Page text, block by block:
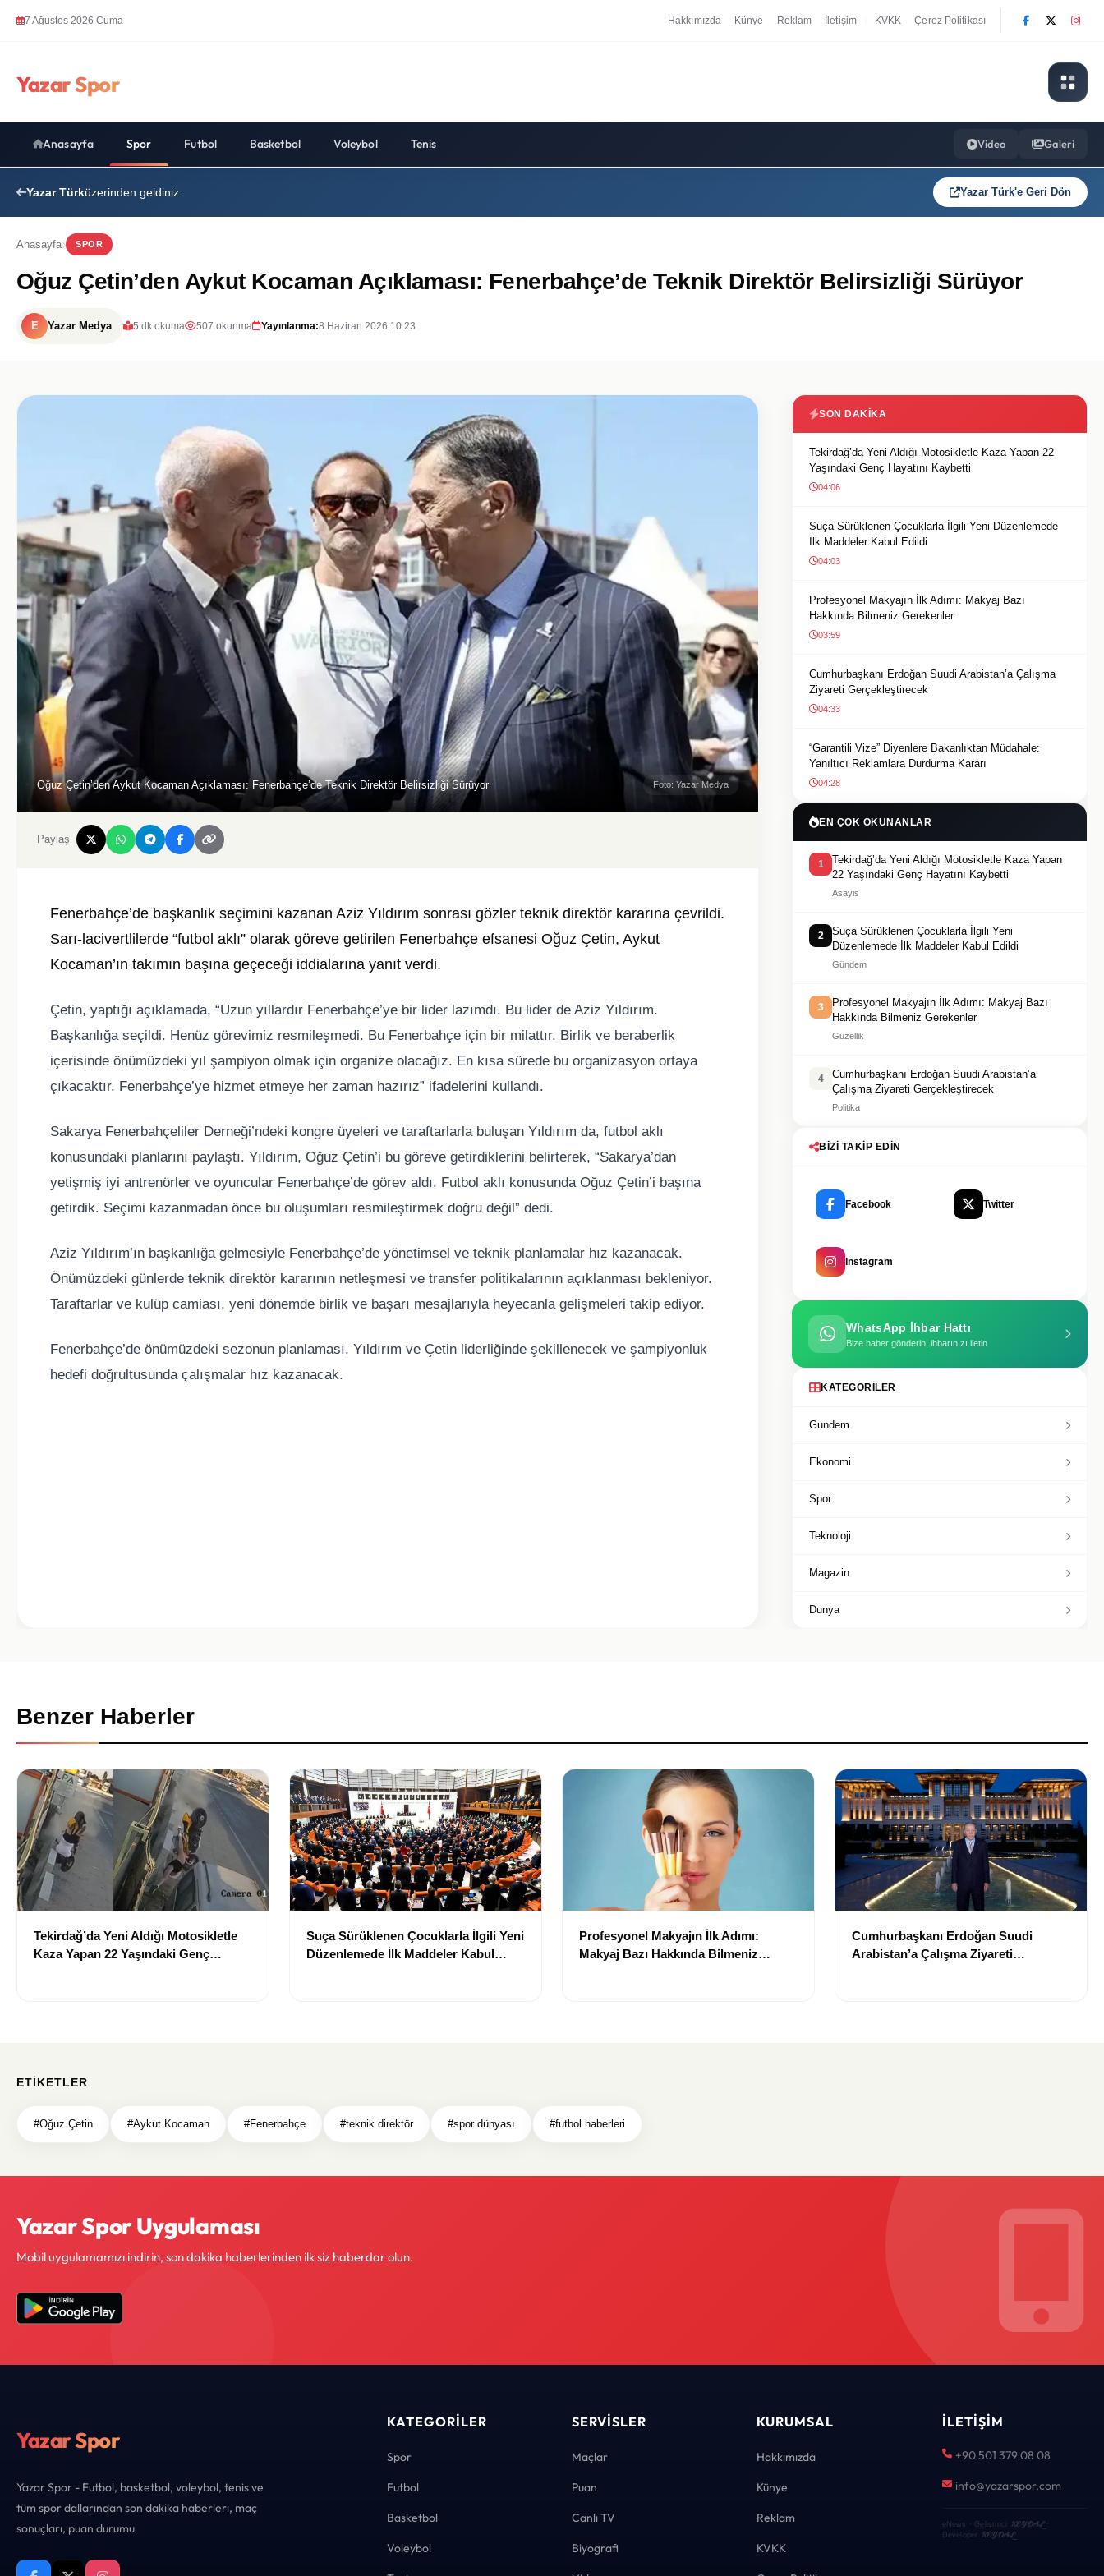
7 Ağustos 2026 Cuma Hakkımızda Künye Reklam İletişim KVKK Çerez Politikası
Yazar Spor
Anasayfa Spor Futbol Basketbol Voleybol Tenis Video Galeri
Yazar Türküzerinden geldiniz Yazar Türk'e Geri Dön
Anasayfa SPOR
Oğuz Çetin’den Aykut Kocaman Açıklaması: Fenerbahçe’de Teknik Direktör Belirsizliği Sürüyor
E Yazar Medya 5 dk okuma 507 okunma Yayınlanma:8 Haziran 2026 10:23
Oğuz Çetin’den Aykut Kocaman Açıklaması: Fenerbahçe’de Teknik Direktör Belirsizliği Sürüyor Foto: Yazar Medya
Paylaş
Fenerbahçe’de başkanlık seçimini kazanan Aziz Yıldırım sonrası gözler teknik direktör kararına çevrildi.
Sarı-lacivertlilerde “futbol aklı” olarak göreve getirilen Fenerbahçe efsanesi Oğuz Çetin, Aykut
Kocaman’ın takımın başına geçeceği iddialarına yanıt verdi.
Çetin, yaptığı açıklamada, “Uzun yıllardır Fenerbahçe’ye bir lider lazımdı. Bu lider de Aziz Yıldırım.
Başkanlığa seçildi. Henüz görevimiz resmileşmedi. Bu Fenerbahçe için bir milattır. Birlik ve beraberlik
içerisinde önümüzdeki yıl şampiyon olmak için organize olacağız. En kısa sürede bu organizasyon ortaya
çıkacaktır. Fenerbahçe’ye hizmet etmeye her zaman hazırız” ifadelerini kullandı.
Sakarya Fenerbahçeliler Derneği’ndeki kongre üyeleri ve taraftarlarla buluşan Yıldırım da, futbol aklı
konusundaki planlarını paylaştı. Yıldırım, Oğuz Çetin’i bu göreve getirdiklerini belirterek, “Sakarya’dan
yetişmiş iyi antrenörler ve oyuncular Fenerbahçe’de görev aldı. Futbol aklı konusunda Oğuz Çetin’i başına
getirdik. Seçimi kazanmadan önce bu oluşumları resmileştirmek doğru değil” dedi.
Aziz Yıldırım’ın başkanlığa gelmesiyle Fenerbahçe’de yönetimsel ve teknik planlamalar hız kazanacak.
Önümüzdeki günlerde teknik direktör kararının netleşmesi ve transfer politikalarının açıklanması bekleniyor.
Taraftarlar ve kulüp camiası, yeni dönemde birlik ve başarı mesajlarıyla heyecanla gelişmeleri takip ediyor.
Fenerbahçe’de önümüzdeki sezonun planlaması, Yıldırım ve Çetin liderliğinde şekillenecek ve şampiyonluk
hedefi doğrultusunda çalışmalar hız kazanacak.
SON DAKIKA
Tekirdağ’da Yeni Aldığı Motosikletle Kaza Yapan 22
Yaşındaki Genç Hayatını Kaybetti
04:06
Suça Sürüklenen Çocuklarla İlgili Yeni Düzenlemede
İlk Maddeler Kabul Edildi
04:03
Profesyonel Makyajın İlk Adımı: Makyaj Bazı
Hakkında Bilmeniz Gerekenler
03:59
Cumhurbaşkanı Erdoğan Suudi Arabistan’a Çalışma
Ziyareti Gerçekleştirecek
04:33
“Garantili Vize” Diyenlere Bakanlıktan Müdahale:
Yanıltıcı Reklamlara Durdurma Kararı
04:28
EN ÇOK OKUNANLAR
1
Tekirdağ’da Yeni Aldığı Motosikletle Kaza Yapan
22 Yaşındaki Genç Hayatını Kaybetti
Asayis
2
Suça Sürüklenen Çocuklarla İlgili Yeni
Düzenlemede İlk Maddeler Kabul Edildi
Gündem
3
Profesyonel Makyajın İlk Adımı: Makyaj Bazı
Hakkında Bilmeniz Gerekenler
Güzellik
4
Cumhurbaşkanı Erdoğan Suudi Arabistan’a
Çalışma Ziyareti Gerçekleştirecek
Politika
BIZI TAKIP EDIN
Facebook Twitter
Instagram
WhatsApp İhbar Hattı
Bize haber gönderin, ihbarınızı iletin
KATEGORILER
Gundem
Ekonomi
Spor
Teknoloji
Magazin
Dunya
Benzer Haberler
Tekirdağ’da Yeni Aldığı Motosikletle
Kaza Yapan 22 Yaşındaki Genç
Suça Sürüklenen Çocuklarla İlgili Yeni
Düzenlemede İlk Maddeler Kabul
Profesyonel Makyajın İlk Adımı:
Makyaj Bazı Hakkında Bilmeniz
Cumhurbaşkanı Erdoğan Suudi
Arabistan’a Çalışma Ziyareti
ETIKETLER
#Oğuz Çetin #Aykut Kocaman #Fenerbahçe #teknik direktör #spor dünyası #futbol haberleri
Yazar Spor Uygulaması
Mobil uygulamamızı indirin, son dakika haberlerinden ilk siz haberdar olun.
Yazar Spor
Yazar Spor - Futbol, basketbol, voleybol, tenis ve
tüm spor dallarından son dakika haberleri, maç
sonuçları, puan durumu
KATEGORILER
Spor
Futbol
Basketbol
Voleybol
SERVISLER
Maçlar
Puan
Canlı TV
Biyografi
KURUMSAL
Hakkımızda
Künye
Reklam
KVKK
İLETIŞIM
+90 501 379 08 08
info@yazarspor.com
eNews · Geliştirici KEYDAL·
Developer KEYDAL